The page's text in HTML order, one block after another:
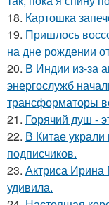
18. Картошка
19. Пришлось
на дне рождении
20. В Индии из-за
энергослужб
трансформаторы
21. Горячий душ -
22. В Китае
подписчиков.
23. Актриса Ирина
удивила.